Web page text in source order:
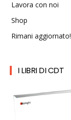
Lavora con noi
Shop
Rimani aggiornato!
I LIBRI DI CDT